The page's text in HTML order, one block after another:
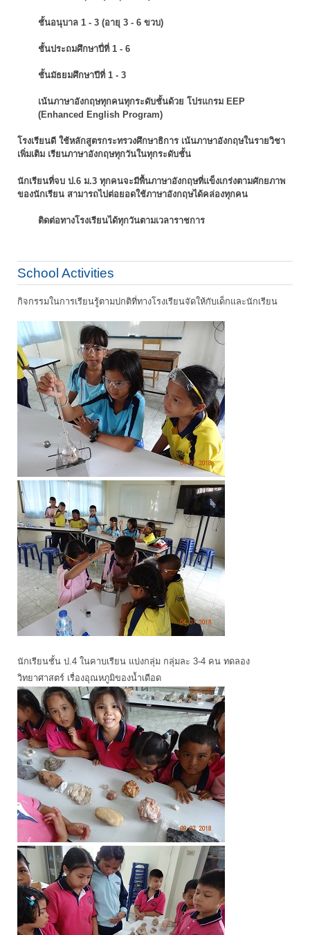
ชั้นอนุบาล 1 - 3 (อายุ 3 - 6 ขวบ)
ชั้นประถมศึกษาปี่ที่ 1 - 6
ชั้นมัธยมศึกษาปีที่ 1 - 3
เน้นภาษาอังกฤษทุกคนทุกระดับชั้นด้วย โปรแกรม EEP
(Enhanced English Program)
โรงเรียนดี ใช้หลักสูตรกระทรวงศึกษาธิการ เน้นภาษาอังกฤษในรายวิชา
เพิ่มเติม เรียนภาษาอังกฤษทุกวันในทุกระดับชั้น
นักเรียนที่จบ ป.6 ม.3 ทุกคนจะมีพื้นภาษาอังกฤษที่แข็งเกร่งตามศักยภาพ
ของนักเรียน สามารถไปต่อยอดใช้ภาษาอังกฤษได้คล่องทุกคน
ติดต่อทางโรงเรียนได้ทุกวันตามเวลาราชการ
School Activities
กิจกรรมในการเรียนรู้ตามปกติที่ทางโรงเรียนจัดให้กับเด็กและนักเรียน
นักเรียนชั้น ป.4 ในคาบเรียน แบ่งกลุ่ม กลุ่มละ 3-4 คน ทดลอง
วิทยาศาสตร์ เรื่องอุณหภูมิของน้ำเดือด